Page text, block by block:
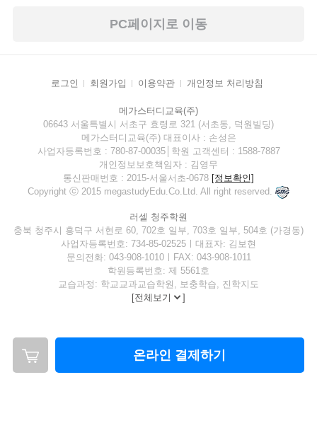
PC페이지로 이동
로그인 회원가입 이용약관 개인정보 처리방침
메가스터디교육(주)
06643 서울특별시 서초구 효령로 321 (서초동, 덕원빌딩)
메가스터디교육(주) 대표이사 : 손성은
사업자등록번호 : 780-87-00035│학원 고객센터 : 1588-7887
개인정보보호책임자 : 김영무
통신판매번호 : 2015-서울서초-0678 [정보확인]
Copyright ⓒ 2015 megastudyEdu.Co.Ltd. All right reserved.
러셀 청주학원
충북 청주시 흥덕구 서현로 60, 702호 일부, 703호 일부, 504호 (가경동)
사업자등록번호: 734-85-02525ㅣ대표자: 김보현
문의전화: 043-908-1010ㅣFAX: 043-908-1011
학원등록번호: 제 5561호
교습과정: 학교교과교습학원, 보충학습, 진학지도
[전체보기 ]
온라인 결제하기